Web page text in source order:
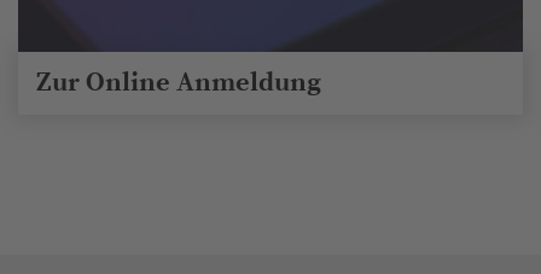
Zur Online Anmeldung